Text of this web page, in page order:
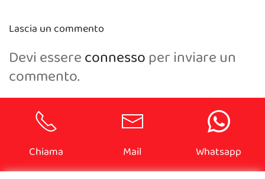
Lascia un commento
Devi essereconnessoper inviare un
commento.
Chiama Mail Whatsapp